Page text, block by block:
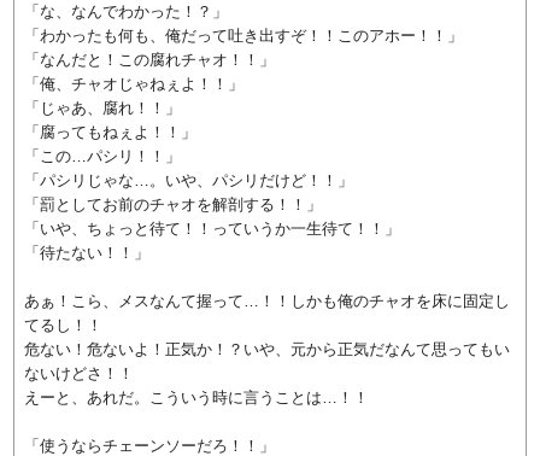
「な、なんでわかった！？」
「わかったも何も、俺だって吐き出すぞ！！このアホー！！」
「なんだと！この腐れチャオ！！」
「俺、チャオじゃねぇよ！！」
「じゃあ、腐れ！！」
「腐ってもねぇよ！！」
「この…パシリ！！」
「パシリじゃな…。いや、パシリだけど！！」
「罰としてお前のチャオを解剖する！！」
「いや、ちょっと待て！！っていうか一生待て！！」
「待たない！！」
あぁ！こら、メスなんて握って…！！しかも俺のチャオを床に固定し
てるし！！
危ない！危ないよ！正気か！？いや、元から正気だなんて思ってもい
ないけどさ！！
えーと、あれだ。こういう時に言うことは…！！
「使うならチェーンソーだろ！！」